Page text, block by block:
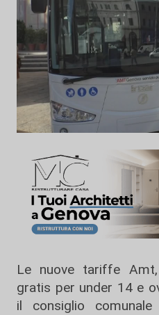
Le nuove tariffe
gratis per under 14 e
il consiglio